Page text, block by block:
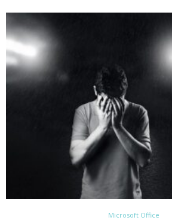
Microsoft Office